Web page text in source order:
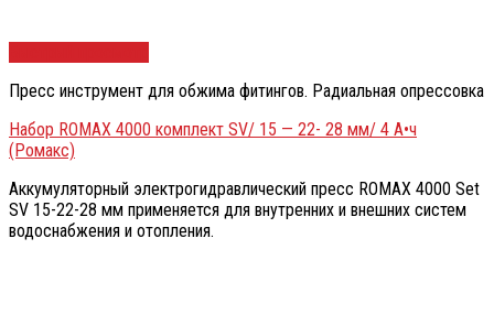
Пресс инструмент для обжима фитингов. Радиальная опрессовка
Набор ROMAX 4000 комплект SV/ 15 — 22- 28 мм/ 4 А•ч
(Ромакс)
Аккумуляторный электрогидравлический пресс ROMAX 4000 Set
SV 15-22-28 мм применяется для внутренних и внешних систем
водоснабжения и отопления.